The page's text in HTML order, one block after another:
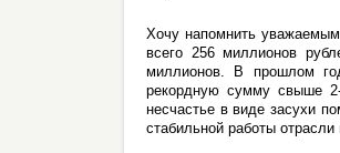
Хочу напомнить
всего 256 миллионов
миллионов. В прошлом
рекордную сумму свыше
несчастье в виде засухи
стабильной работы